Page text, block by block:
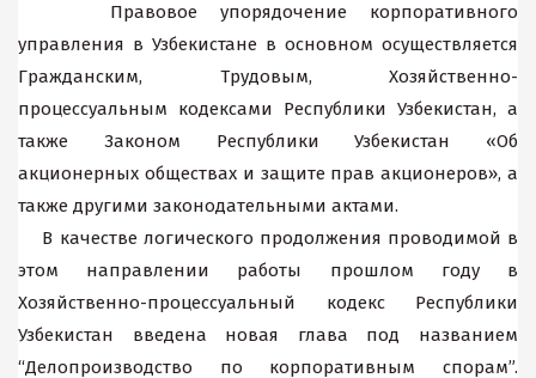
Правовое упорядочение корпоративного
управления в Узбекистане в основном осуществляется
Гражданским, Трудовым, Хозяйственно-
процессуальным кодексами Республики Узбекистан, а
также Законом Республики Узбекистан «Об
акционерных обществах и защите прав акционеров», а
также другими законодательными актами.
В качестве логического продолжения проводимой в
этом направлении работы прошлом году в
Хозяйственно-процессуальный кодекс Республики
Узбекистан введена новая глава под названием
“Делопроизводство по корпоративным спорам”.